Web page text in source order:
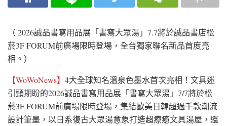
（ 2026誠品書寫用品展「書寫大眾湯」7.7將於誠品書店松
菸3F FORUM前廣場限時登場，全台獨家聯名新品首度亮
相。）
【WoWoNews】 4大全球知名溫泉色墨水首次亮相！文具迷
引頸期盼的2026誠品書寫用品展「書寫大眾湯」7/7將於松
菸3F FORUM前廣場限時登場，集結歐美日韓超過千款潮流
設計筆墨，以日系復古大眾湯意象打造超療癒文具湯屋，還